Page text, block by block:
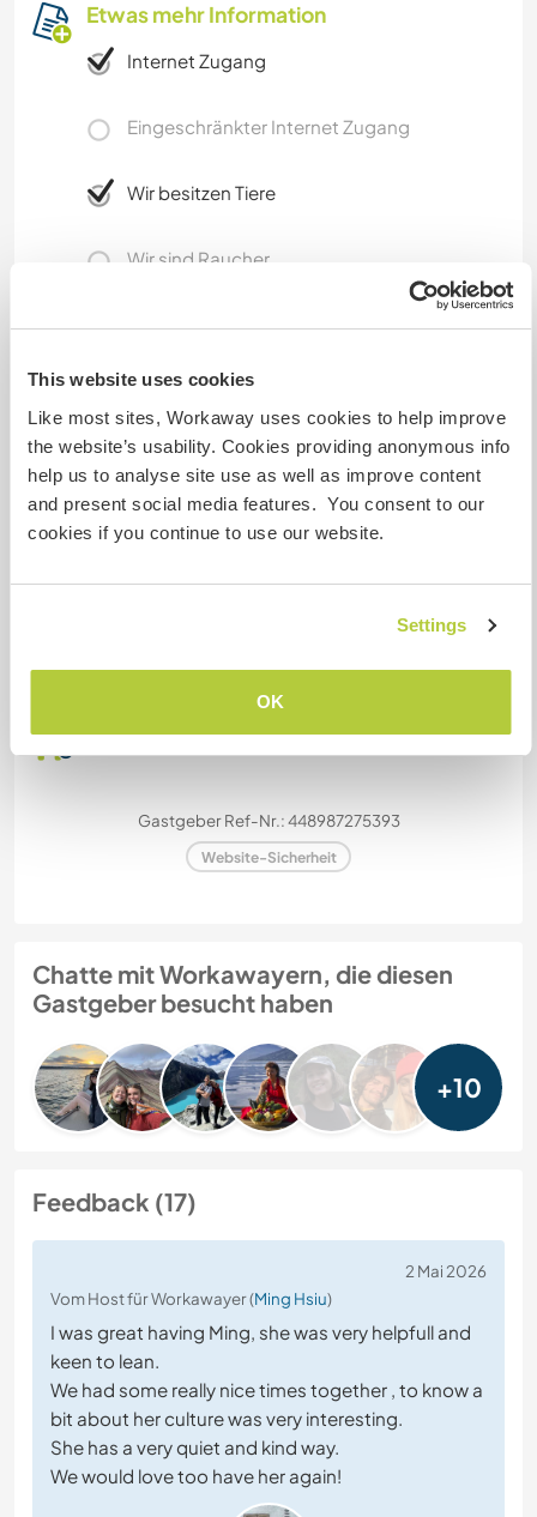
This website uses cookies
Like most sites, Workaway uses cookies to help improve
the website’s usability. Cookies providing anonymous info
help us to analyse site use as well as improve content
and present social media features. You consent to our
cookies if you continue to use our website.
Settings
OK
Etwas mehr Information
Internet Zugang
Eingeschränkter Internet Zugang
Wir besitzen Tiere
Wir sind Raucher
Familien möglich
Platz zum Abstellen von
Camper Vans
Hay espacio suficiente
Meine Tiere/Haustiere
Gastgeber Ref-Nr.: 448987275393
Website-Sicherheit
Chatte mit Workawayern, die diesen
Gastgeber besucht haben
+10
Feedback (17)
2 Mai 2026
Vom Host für Workawayer (Ming Hsiu)
I was great having Ming, she was very helpfull and
keen to lean.
We had some really nice times together , to know a
bit about her culture was very interesting.
She has a very quiet and kind way.
We would love too have her again!